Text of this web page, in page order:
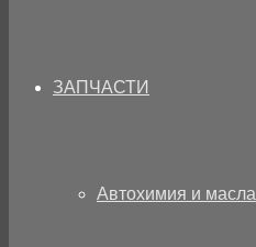
ЗАПЧАСТИ
Автохимия и масла